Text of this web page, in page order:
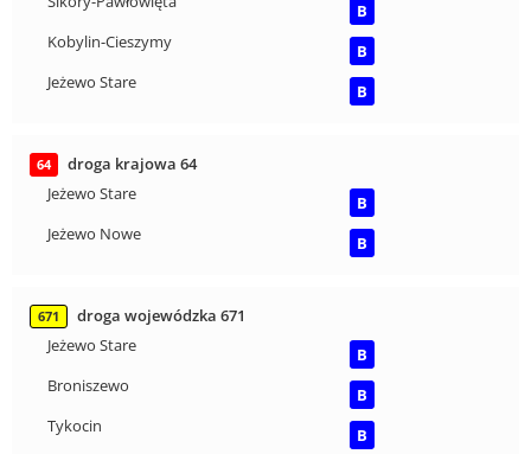
B
Kobylin-Cieszymy
B
Jeżewo Stare
B
64
droga krajowa 64
Jeżewo Stare
B
Jeżewo Nowe
B
671
droga wojewódzka 671
Jeżewo Stare
B
Broniszewo
B
Tykocin
B